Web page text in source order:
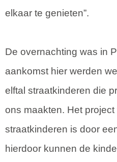
elkaar te genieten”.
De overnachting was in
aankomst hier werden
elftal straatkinderen die
ons maakten. Het
straatkinderen is door
hierdoor kunnen de